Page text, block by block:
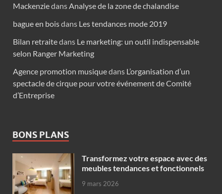
Mackenziedans Analyse de la zone de chalandise
bague en boisdans Les tendances mode 2019
Bilan retraitedans Le marketing: un outil indispensable
selon Ranger Marketing
Agence promotion musiquedans L’organisation d’un
spectacle de cirque pour votre événement de Comité
d’Entreprise
BONS PLANS
Transformez votre espace avec des
meubles tendances et fonctionnels
9 mars 2026